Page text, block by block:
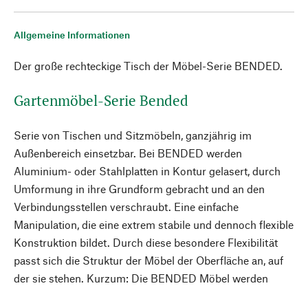
Allgemeine Informationen
Der große rechteckige Tisch der Möbel-Serie BENDED.
Gartenmöbel-Serie Bended
Serie von Tischen und Sitzmöbeln, ganzjährig im
Außenbereich einsetzbar. Bei BENDED werden
Aluminium- oder Stahlplatten in Kontur gelasert, durch
Umformung in ihre Grundform gebracht und an den
Verbindungsstellen verschraubt. Eine einfache
Manipulation, die eine extrem stabile und dennoch flexible
Konstruktion bildet. Durch diese besondere Flexibilität
passt sich die Struktur der Möbel der Oberfläche an, auf
der sie stehen. Kurzum: Die BENDED Möbel werden